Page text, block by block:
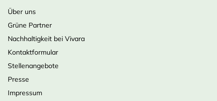
Über uns
Grüne Partner
Nachhaltigkeit bei Vivara
Kontaktformular
Stellenangebote
Presse
Impressum